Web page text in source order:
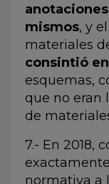
mismos, y
materiales
consintió
esquemas,
que no eran
de
7.- En 2018,
normativa a